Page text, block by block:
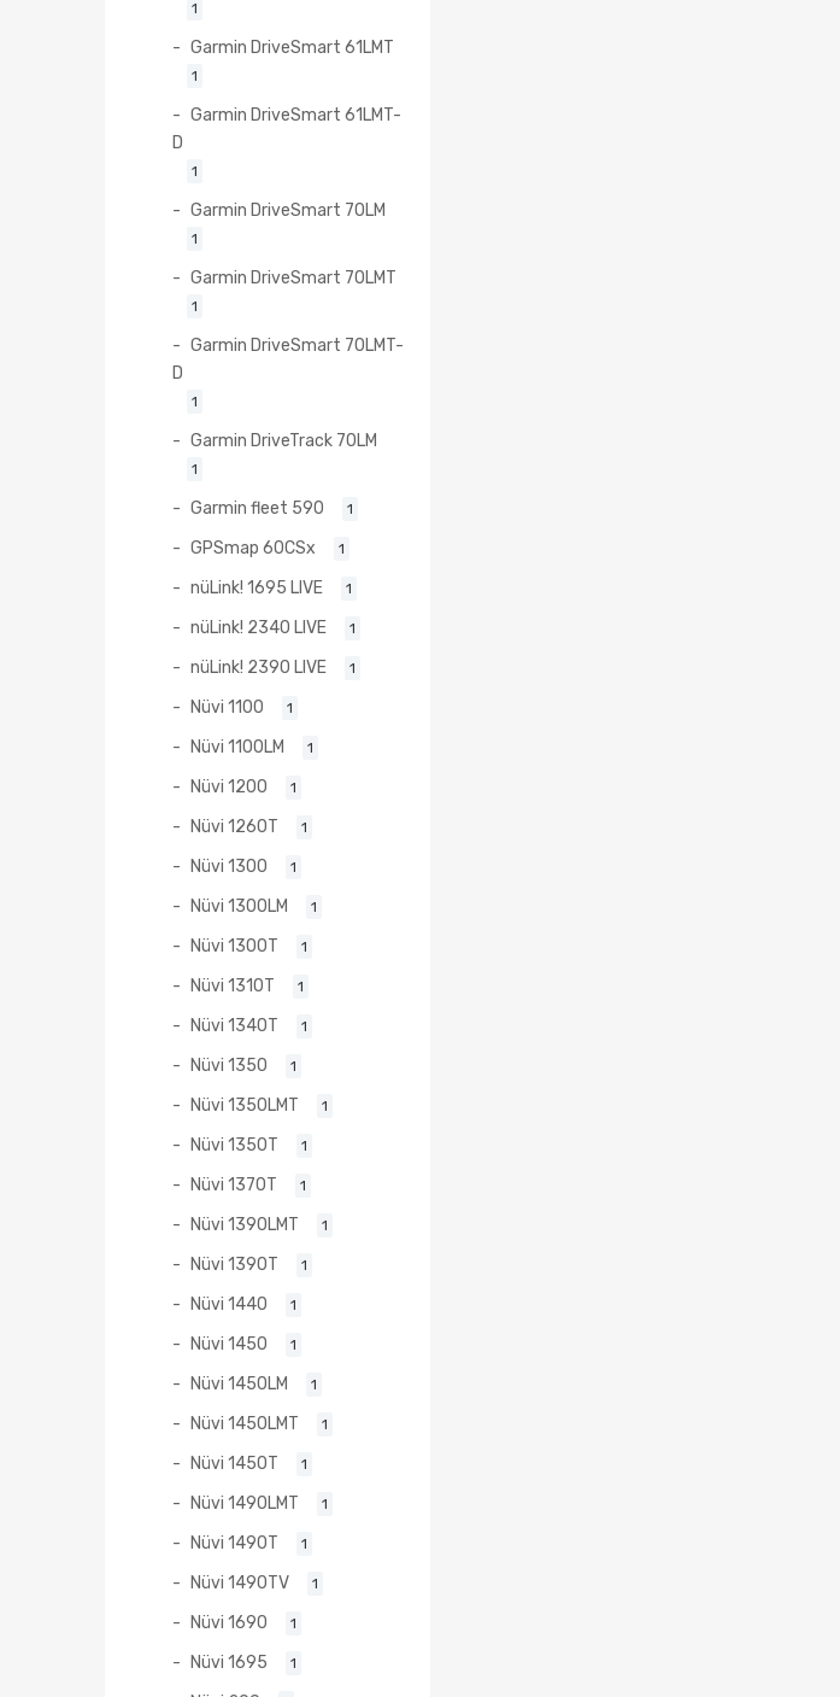
1
Garmin DriveSmart 61LMT
1
Garmin DriveSmart 61LMT-
D
1
Garmin DriveSmart 70LM
1
Garmin DriveSmart 70LMT
1
Garmin DriveSmart 70LMT-
D
1
Garmin DriveTrack 70LM
1
Garmin fleet 590 1
GPSmap 60CSx 1
nüLink! 1695 LIVE 1
nüLink! 2340 LIVE 1
nüLink! 2390 LIVE 1
Nüvi 1100 1
Nüvi 1100LM 1
Nüvi 1200 1
Nüvi 1260T 1
Nüvi 1300 1
Nüvi 1300LM 1
Nüvi 1300T 1
Nüvi 1310T 1
Nüvi 1340T 1
Nüvi 1350 1
Nüvi 1350LMT 1
Nüvi 1350T 1
Nüvi 1370T 1
Nüvi 1390LMT 1
Nüvi 1390T 1
Nüvi 1440 1
Nüvi 1450 1
Nüvi 1450LM 1
Nüvi 1450LMT 1
Nüvi 1450T 1
Nüvi 1490LMT 1
Nüvi 1490T 1
Nüvi 1490TV 1
Nüvi 1690 1
Nüvi 1695 1